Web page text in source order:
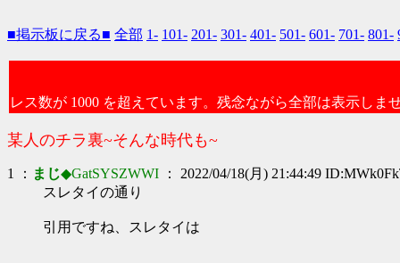
■掲示板に戻る■ 全部 1- 101- 201- 301- 401- 501- 601- 701- 801-
レス数が 1000 を超えています。残念ながら全部は表示しませ
某人のチラ裏~そんな時代も~
1 ： まじ◆GatSYSZWWI ： 2022/04/18(月) 21:44:49
スレタイの通り
引用ですね、スレタイは